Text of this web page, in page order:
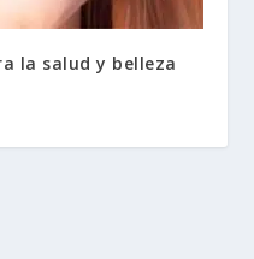
la salud y belleza